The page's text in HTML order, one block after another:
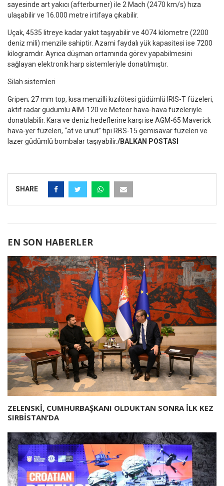
sayesinde art yakıcı (afterburner) ile 2 Mach (2470 km/s) hıza
ulaşabilir ve 16.000 metre irtifaya çıkabilir.
Uçak, 4535 litreye kadar yakıt taşıyabilir ve 4074 kilometre (2200
deniz mili) menzile sahiptir. Azami faydalı yük kapasitesi ise 7200
kilogramdır. Ayrıca düşman ortamında görev yapabilmesini
sağlayan elektronik harp sistemleriyle donatılmıştır.
Silah sistemleri
Gripen; 27 mm top, kısa menzilli kızılötesi güdümlü IRIS-T füzeleri,
aktif radar güdümlü AIM-120 ve Meteor hava-hava füzeleriyle
donatılabilir. Kara ve deniz hedeflerine karşı ise AGM-65 Maverick
hava-yer füzeleri, “at ve unut” tipi RBS-15 gemisavar füzeleri ve
lazer güdümlü bombalar taşıyabilir./BALKAN POSTASI
SHARE
EN SON HABERLER
ZELENSKİ, CUMHURBAŞKANI OLDUKTAN SONRA İLK KEZ
SIRBİSTAN’DA